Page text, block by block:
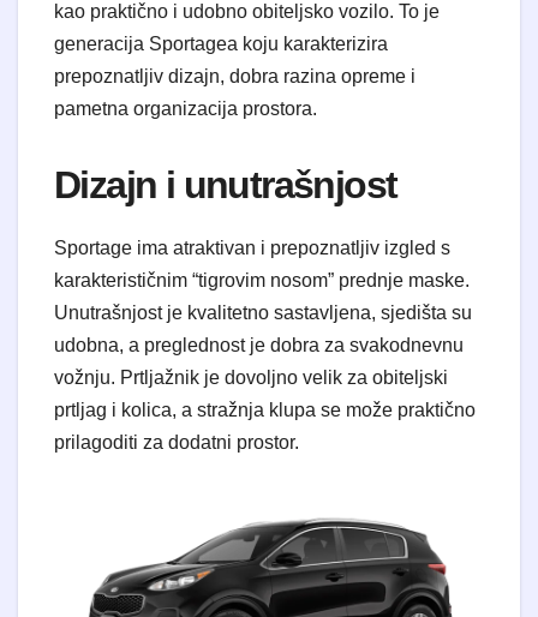
kao praktično i udobno obiteljsko vozilo. To je
generacija Sportagea koju karakterizira
prepoznatljiv dizajn, dobra razina opreme i
pametna organizacija prostora.
​Dizajn i unutrašnjost
​Sportage ima atraktivan i prepoznatljiv izgled s
karakterističnim “tigrovim nosom” prednje maske.
Unutrašnjost je kvalitetno sastavljena, sjedišta su
udobna, a preglednost je dobra za svakodnevnu
vožnju. Prtljažnik je dovoljno velik za obiteljski
prtljag i kolica, a stražnja klupa se može praktično
prilagoditi za dodatni prostor.